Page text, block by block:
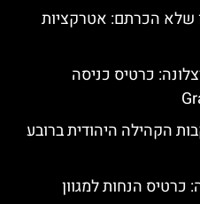
שלא הכרתם: אטרקציות
כרטיס כניסה
הקהילה היהודית ברובע
הנחות למגוון